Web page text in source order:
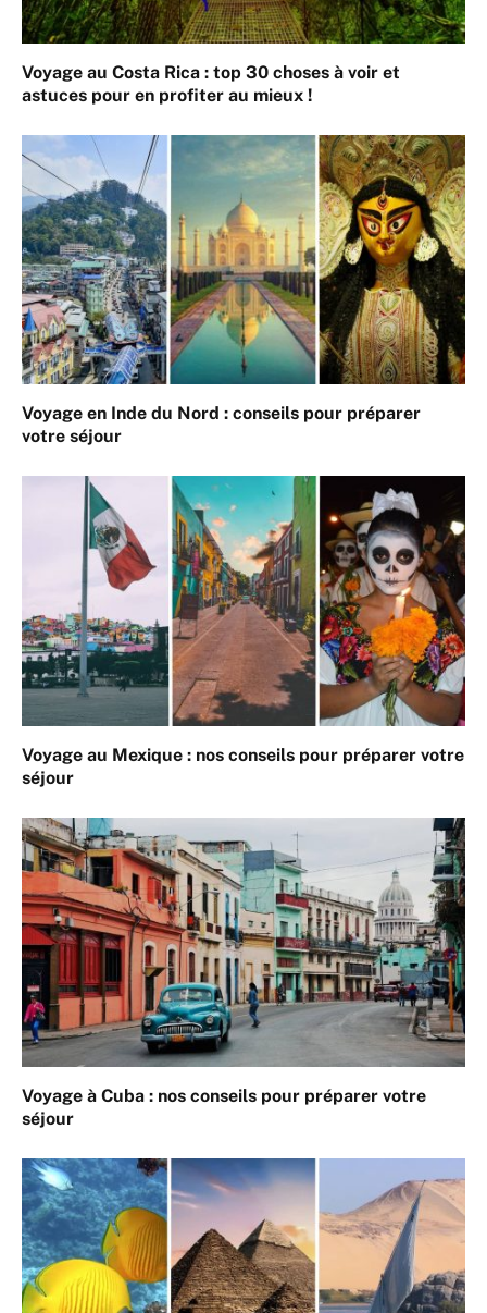
Voyage au Costa Rica : top 30 choses à voir et
astuces pour en profiter au mieux !
Voyage en Inde du Nord : conseils pour préparer
votre séjour
Voyage au Mexique : nos conseils pour préparer votre
séjour
Voyage à Cuba : nos conseils pour préparer votre
séjour